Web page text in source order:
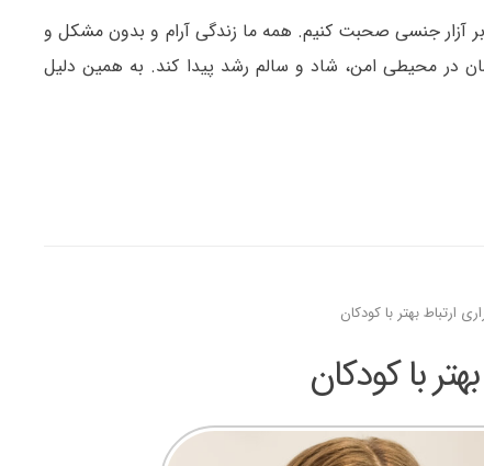
آزار جنسی صحبت کنیم. همه ما زندگی آرام و بدون مشکل و
در محیطی امن، شاد و سالم رشد پیدا کند. به همین دلیل
ارتباط بهتر با کودکان
با کودکان